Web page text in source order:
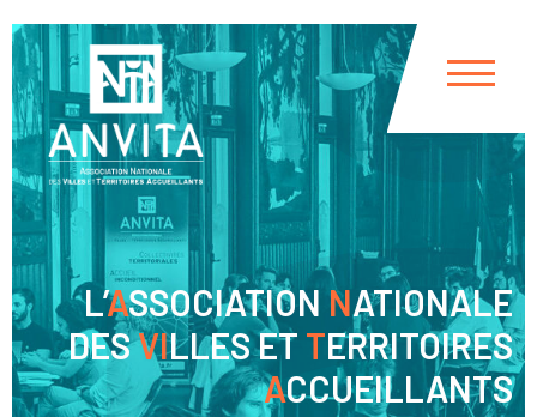
L’ASSOCIATION NATIONALE
DESVILLES ET TERRITOIRES
ACCUEILLANTS